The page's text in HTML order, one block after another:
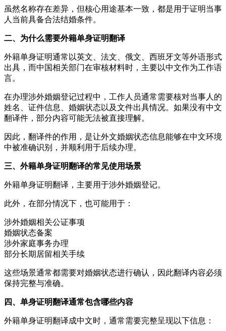
虽然名称存在差异，但核心用途基本一致，都是用于证明当事
人当前具备合法结婚条件。
二、为什么需要外籍单身证明翻译
外籍单身证明通常以英文、法文、俄文、西班牙文等外语形式
出具，而中国相关部门在审核材料时，主要以中文作为工作语
言。
在办理涉外婚姻登记过程中，工作人员通常需要核对当事人的
姓名、证件信息、婚姻状态以及文件出具情况。如果没有中文
翻译件，部分内容可能无法被直接理解。
因此，翻译件的作用，是让外文婚姻状态信息能够在中文环境
中被准确识别，并顺利用于后续办理。
三、外籍单身证明翻译的常见使用场景
外籍单身证明翻译，主要用于涉外婚姻登记。
此外，在部分情况下，也可能用于：
涉外婚姻相关公证事项
婚姻状态备案
涉外家庭事务办理
部分长期居留相关手续
这些场景通常都需要对婚姻状态进行确认，因此翻译内容必须
保持完整与准确。
四、单身证明翻译通常包含哪些内容
外籍单身证明翻译成中文时，通常需要完整呈现以下信息：